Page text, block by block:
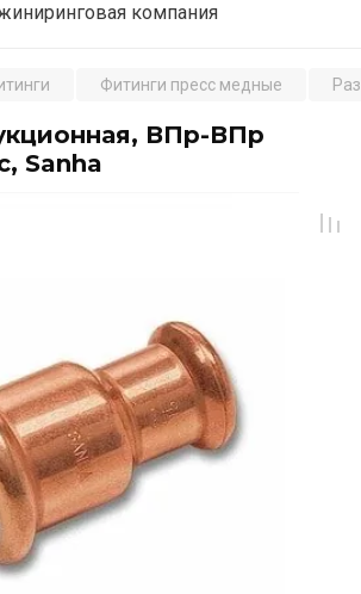
компания
Фитинги пресс медные
ВПр-ВПр
Sanha